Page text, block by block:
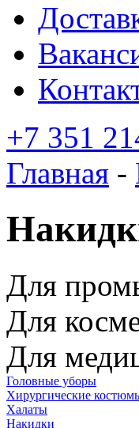
+7 351
Главная -
Для
Для
Для
Головные уборы
Хирургические
Халаты
Накидки